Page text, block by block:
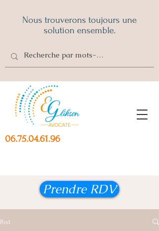
06.75.04.61.96
Nous trouverons toujours une
solution ensemble.
Prendre RDV
Post